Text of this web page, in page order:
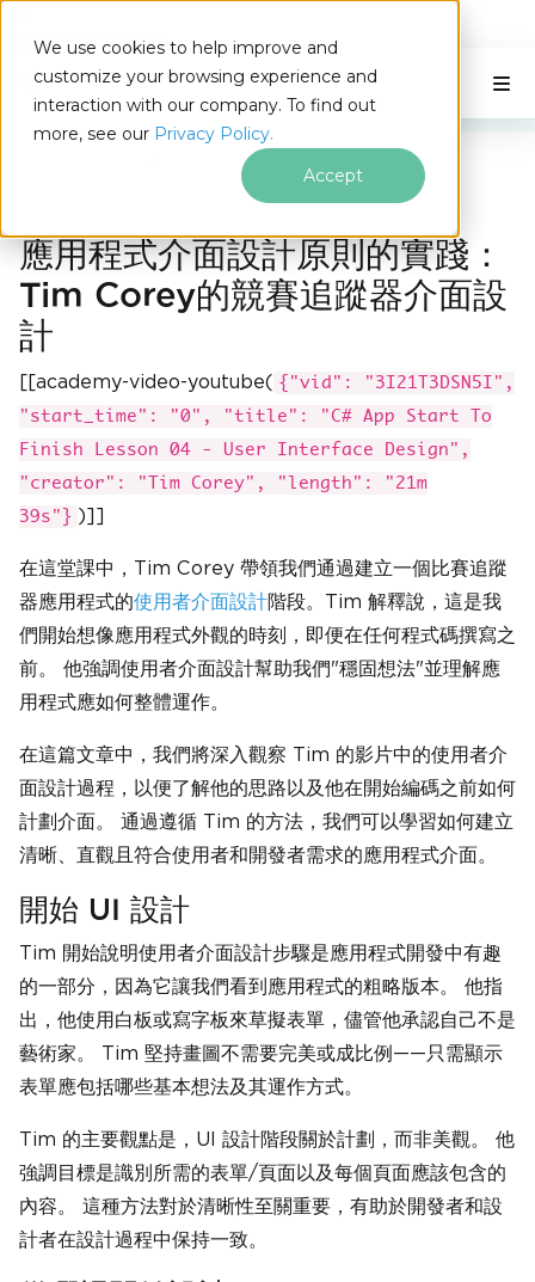
We use cookies to help improve and
customize your browsing experience and
interaction with our company. To find out
more, see our Privacy Policy.
Accept
IRONSOFTWARE
跳至頁尾內容
C# Application
本頁內容
課程04 - UI 設計
應用程式介面設計原則的實踐：
Tim Corey的競賽追蹤器介面設
計
[[academy-video-youtube( {"vid": "3I21T3DSN5I",
"start_time": "0", "title": "C# App Start To
Finish Lesson 04 - User Interface Design",
"creator": "Tim Corey", "length": "21m
39s"} )]]
在這堂課中，Tim Corey 帶領我們通過建立一個比賽追蹤
器應用程式的使用者介面設計階段。Tim 解釋說，這是我
們開始想像應用程式外觀的時刻，即便在任何程式碼撰寫之
前。 他強調使用者介面設計幫助我們"穩固想法"並理解應
用程式應如何整體運作。
在這篇文章中，我們將深入觀察 Tim 的影片中的使用者介
面設計過程，以便了解他的思路以及他在開始編碼之前如何
計劃介面。 通過遵循 Tim 的方法，我們可以學習如何建立
清晰、直觀且符合使用者和開發者需求的應用程式介面。
開始 UI 設計
Tim 開始說明使用者介面設計步驟是應用程式開發中有趣
的一部分，因為它讓我們看到應用程式的粗略版本。 他指
出，他使用白板或寫字板來草擬表單，儘管他承認自己不是
藝術家。 Tim 堅持畫圖不需要完美或成比例——只需顯示
表單應包括哪些基本想法及其運作方式。
Tim 的主要觀點是，UI 設計階段關於計劃，而非美觀。 他
強調目標是識別所需的表單/頁面以及每個頁面應該包含的
內容。 這種方法對於清晰性至關重要，有助於開發者和設
計者在設計過程中保持一致。